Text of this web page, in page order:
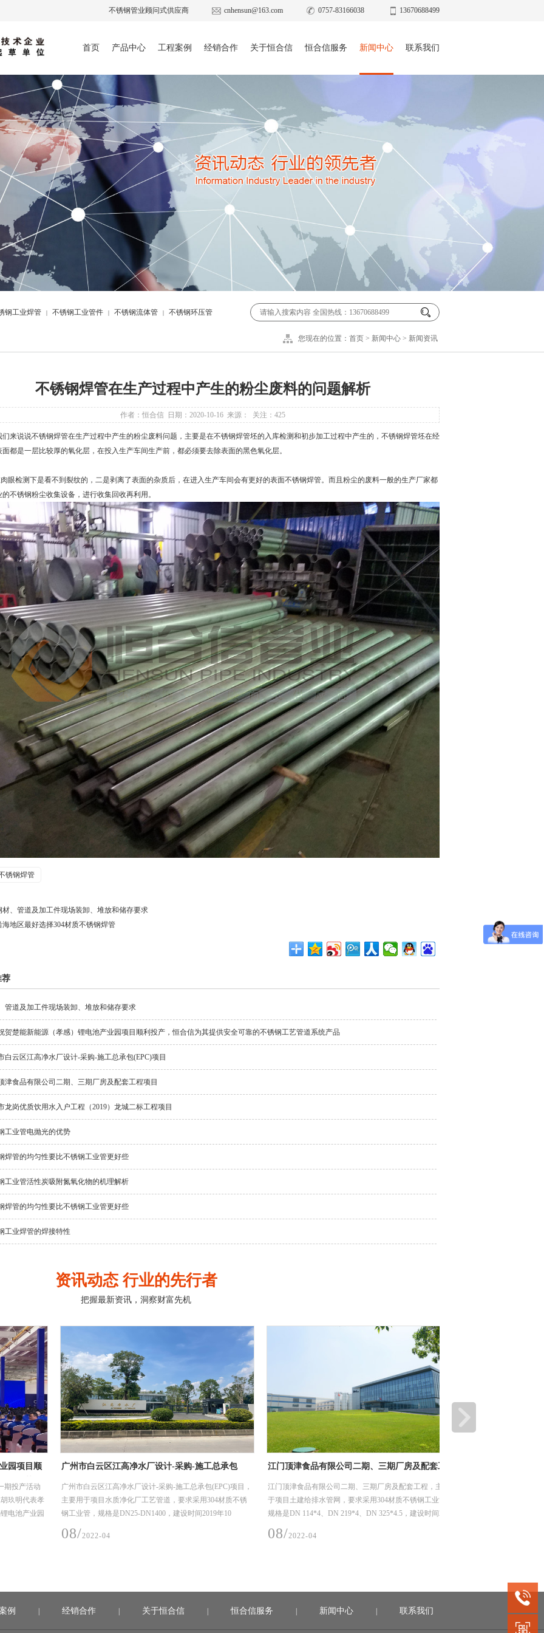
不锈钢管业顾问式供应商 cnhensun@163.com 0757-83166038 13670688499
首页 产品中心 工程案例 经销合作 关于恒合信 恒合信服务 新闻中心 联系我们
钢工业焊管 | 不锈钢工业管件 | 不锈钢流体管 | 不锈钢环压管
您现在的位置： 首页 > 新闻中心 > 新闻资讯
不锈钢焊管在生产过程中产生的粉尘废料的问题解析
作者：恒合信 日期：2020-10-16 来源： 关注： 425
来说说不锈钢焊管在生产过程中产生的粉尘废料问题，主要是在不锈钢焊管坯的入库检测和初步加工过程中产生的， 不锈钢焊管坯在经
都是一层比较厚的氧化层，在投入生产车间生产前，都必须要去除表面的黑色氧化层。
检测下是看不到裂纹的，二是剥离了表面的杂质后，在进入生产车间会有更好的表面不锈钢焊管。而且粉尘的废料一般的生产厂家都
不锈钢粉尘收集设备，进行收集回收再利用。
锈钢焊管
材、管道及加工件现场装卸、堆放和储存要求
海地区最好选择304材质不锈钢焊管
荐
管道及加工件现场装卸、堆放和储存要求
贺楚能新能源（孝感）锂电池产业园项目顺利投产，恒合信为其提供安全可靠的不锈钢工艺管道系统产品
白云区江高净水厂设计-采购-施工总承包(EPC)项目
津食品有限公司二期、三期厂房及配套工程项目
龙岗优质饮用水入户工程（2019）龙城二标工程项目
工业管电抛光的优势
焊管的均匀性要比不锈钢工业管更好些
工业管活性炭吸附氮氧化物的机理解析
焊管的均匀性要比不锈钢工业管更好些
工业焊管的焊接特性
资讯动态 行业的先行者
把握最新资讯，洞察财富先机
目顺
活动
表孝
业园
广州市白云区江高净水厂设计-采购-施工总承包
广州市白云区江高净水厂设计-采购-施工总承包(EPC)项目，
主要用于项目水质净化厂工艺管道，要求采用304材质不锈
钢工业管，规格是DN25-DN1400，建设时间2019年10
2022-04
江门顶津食品有限公司二期、三期厂房及配套工程
江门顶津食品有限公司二期、三期厂房及配套工程，主要用
于项目土建给排水管网，要求采用304材质不锈钢工业管，
规格是DN 114*4、DN 219*4、DN 325*4.5，建设时间2021
2022-04
例 | 经销合作 | 关于恒合信 | 恒合信服务 | 新闻中心 | 联系我们